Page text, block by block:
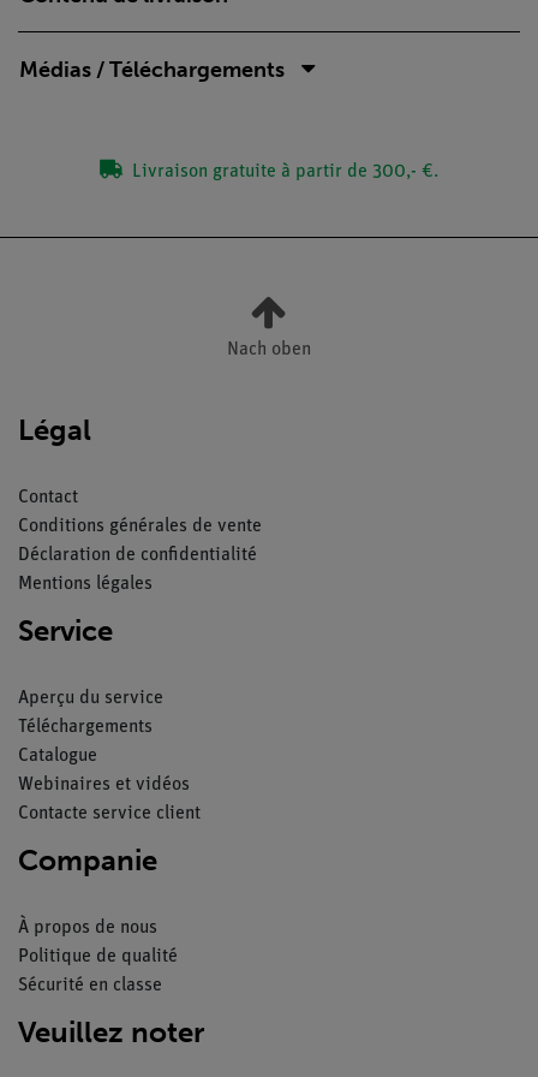
Médias / Téléchargements
Livraison gratuite à partir de 300,- €.
Nach oben
Légal
Contact
Conditions générales de vente
Déclaration de confidentialité
Mentions légales
Service
Aperçu du service
Téléchargements
Catalogue
Webinaires et vidéos
Contacte service client
Companie
À propos de nous
Politique de qualité
Sécurité en classe
Veuillez noter